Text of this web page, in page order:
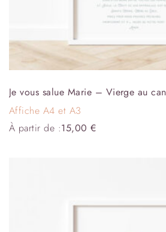
Je vous salue Marie – Vierge au
Affiche A4 et A3
À partir de :15,00€